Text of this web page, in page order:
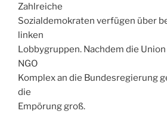
Zahlreiche
Sozialdemokraten verfügen über
linken
Lobbygruppen. Nachdem die
NGO
Komplex an die Bundesregierung
die
Empörung groß.